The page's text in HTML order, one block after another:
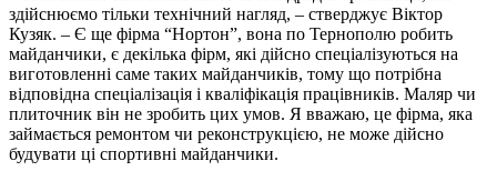
здійснюємо тільки технічний нагляд, – стверджує Віктор
Кузяк. – Є ще фірма “Нортон”, вона по Тернополю робить
майданчики, є декілька фірм, які дійсно спеціалізуються на
виготовленні саме таких майданчиків, тому що потрібна
відповідна спеціалізація і кваліфікація працівників. Маляр чи
плиточник він не зробить цих умов. Я вважаю, це фірма, яка
займається ремонтом чи реконструкцією, не може дійсно
будувати ці спортивні майданчики.